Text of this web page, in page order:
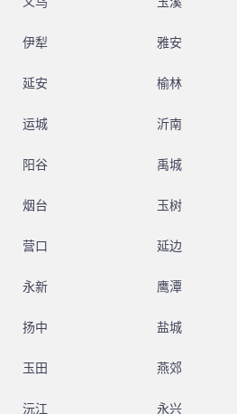
伊犁 雅安
延安 榆林
运城 沂南
阳谷 禹城
烟台 玉树
营口 延边
永新 鹰潭
扬中 盐城
玉田 燕郊
沅江 永兴